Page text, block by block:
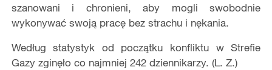
szanowani i chronieni, aby mogli swobodnie
wykonywać swoją pracę bez strachu i nękania.
Według statystyk od początku konfliktu w Strefie
Gazy zginęło co najmniej 242 dziennikarzy. (L. Z.)